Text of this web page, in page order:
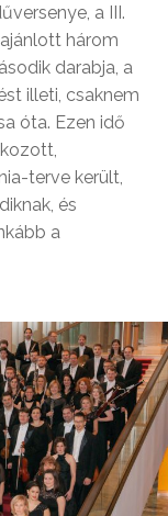
a III.
három
darabja, a
illeti, csaknem
óta. Ezen idő
terve került,
és
a